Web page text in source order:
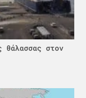
θάλασσας στον